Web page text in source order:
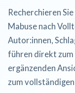
Recherchieren
Mabuse nach
Autor:innen,
führen direkt zum
ergänzenden
zum